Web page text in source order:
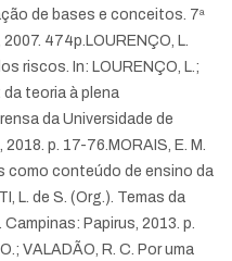
de bases e conceitos. 7ª
474p. LOURENÇO, L.
riscos. In: LOURENÇO, L.;
da teoria à plena
da Universidade de
p. 17-76. MORAIS, E. M.
como conteúdo de ensino da
L. de S. (Org.). Temas da
Papirus, 2013. p.
VALADÃO, R. C. Por uma